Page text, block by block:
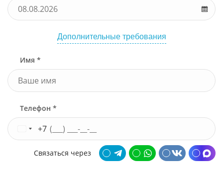
Дополнительные требования
Имя *
Телефон *
+7
Связаться через